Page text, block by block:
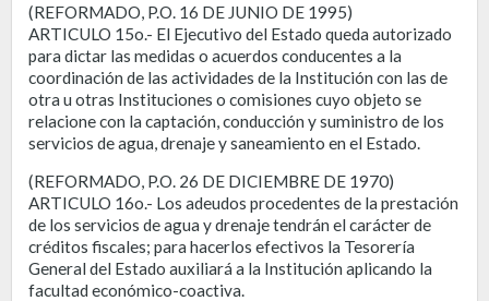
(REFORMADO, P.O. 16 DE JUNIO DE 1995)
ARTICULO 15o.- El Ejecutivo del Estado queda autorizado
para dictar las medidas o acuerdos conducentes a la
coordinación de las actividades de la Institución con las de
otra u otras Instituciones o comisiones cuyo objeto se
relacione con la captación, conducción y suministro de los
servicios de agua, drenaje y saneamiento en el Estado.
(REFORMADO, P.O. 26 DE DICIEMBRE DE 1970)
ARTICULO 16o.- Los adeudos procedentes de la prestación
de los servicios de agua y drenaje tendrán el carácter de
créditos fiscales; para hacerlos efectivos la Tesorería
General del Estado auxiliará a la Institución aplicando la
facultad económico-coactiva.